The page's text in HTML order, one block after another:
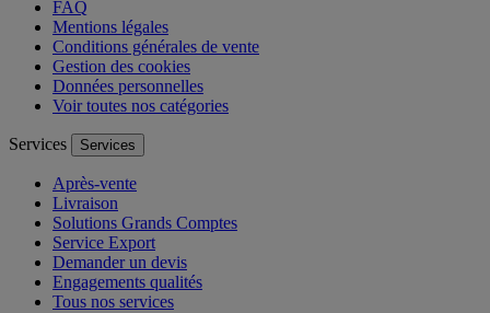
FAQ
Mentions légales
Conditions générales de vente
Gestion des cookies
Données personnelles
Voir toutes nos catégories
Services Services
Après-vente
Livraison
Solutions Grands Comptes
Service Export
Demander un devis
Engagements qualités
Tous nos services